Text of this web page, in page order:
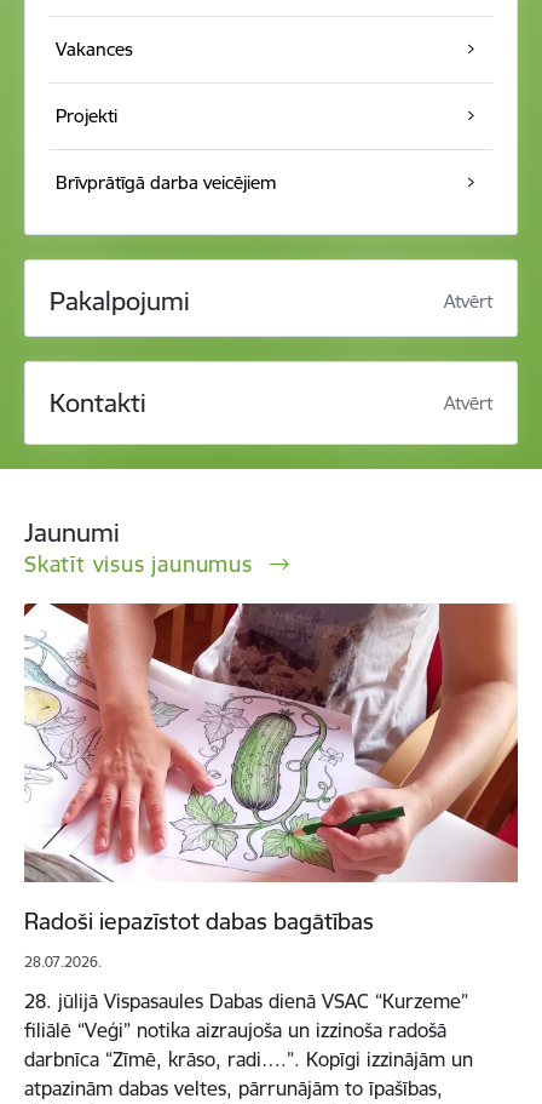
Vakances
Projekti
Brīvprātīgā darba veicējiem
Pakalpojumi Atvērt
Kontakti Atvērt
Jaunumi
Skatīt visus jaunumus
Radoši iepazīstot dabas bagātības
28.07.2026.
28. jūlijā Vispasaules Dabas dienā VSAC “Kurzeme”
filiālē “Veģi” notika aizraujoša un izzinoša radošā
darbnīca “Zīmē, krāso, radi….”. Kopīgi izzinājām un
atpazinām dabas veltes, pārrunājām to īpašības,